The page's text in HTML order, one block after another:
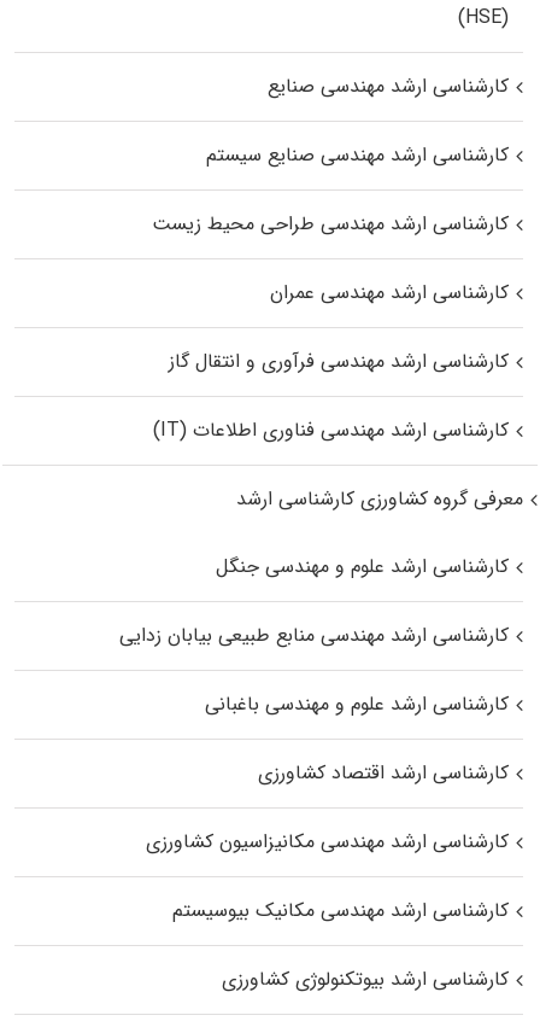
(HSE)
کارشناسی ارشد مهندسی صنایع
کارشناسی ارشد مهندسی صنایع سیستم
کارشناسی ارشد مهندسی طراحی محیط زیست
کارشناسی ارشد مهندسی عمران
کارشناسی ارشد مهندسی فرآوری و انتقال گاز
کارشناسی ارشد مهندسی فناوری اطلاعات (IT)
معرفی گروه کشاورزی کارشناسی ارشد
کارشناسی ارشد علوم و مهندسی جنگل
کارشناسی ارشد مهندسی منابع طبیعی بیابان زدایی
کارشناسی ارشد علوم و مهندسی باغبانی
کارشناسی ارشد اقتصاد کشاورزی
کارشناسی ارشد مهندسی مکانیزاسیون کشاورزی
کارشناسی ارشد مهندسی مکانیک بیوسیستم
کارشناسی ارشد بیوتکنولوژی کشاورزی